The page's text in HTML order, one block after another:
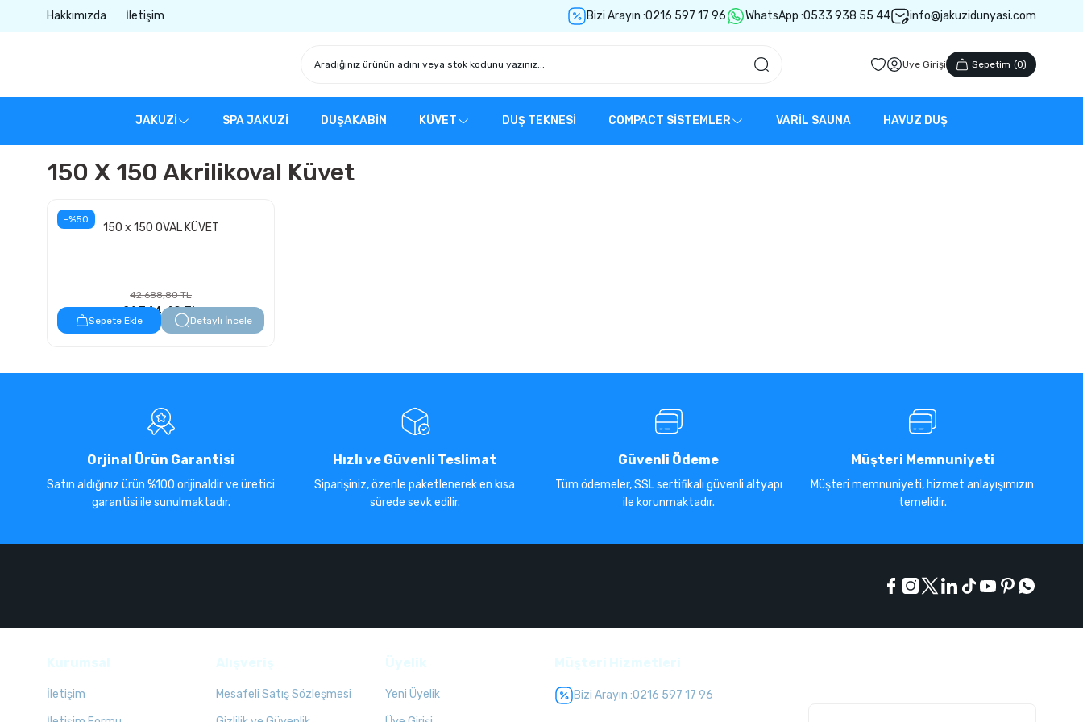
Hakkımızda İletişim Bizi Arayın :0216 597 17 96 WhatsApp :0533 938 55 44 info@jakuzidunyasi.com
Üye Girişi Sepetim (0)
JAKUZİ SPA JAKUZİ DUŞAKABİN KÜVET DUŞ TEKNESİ COMPACT SİSTEMLER VARİL SAUNA HAVUZ DUŞ
150 X 150 Akrilikoval Küvet
-%50
150 x 150 OVAL KÜVET
42.688,80 TL
21.344,40 TL
Sepete Ekle Detaylı İncele
Orjinal Ürün Garantisi
Satın aldığınız ürün %100 orijinaldir ve üretici
garantisi ile sunulmaktadır.
Hızlı ve Güvenli Teslimat
Siparişiniz, özenle paketlenerek en kısa
sürede sevk edilir.
Güvenli Ödeme
Tüm ödemeler, SSL sertifikalı güvenli altyapı
ile korunmaktadır.
Müşteri Memnuniyeti
Müşteri memnuniyeti, hizmet anlayışımızın
temelidir.
İletişim
Mesafeli Satış Sözleşmesi
Yeni Üyelik
Bizi Arayın :0216 597 17 96